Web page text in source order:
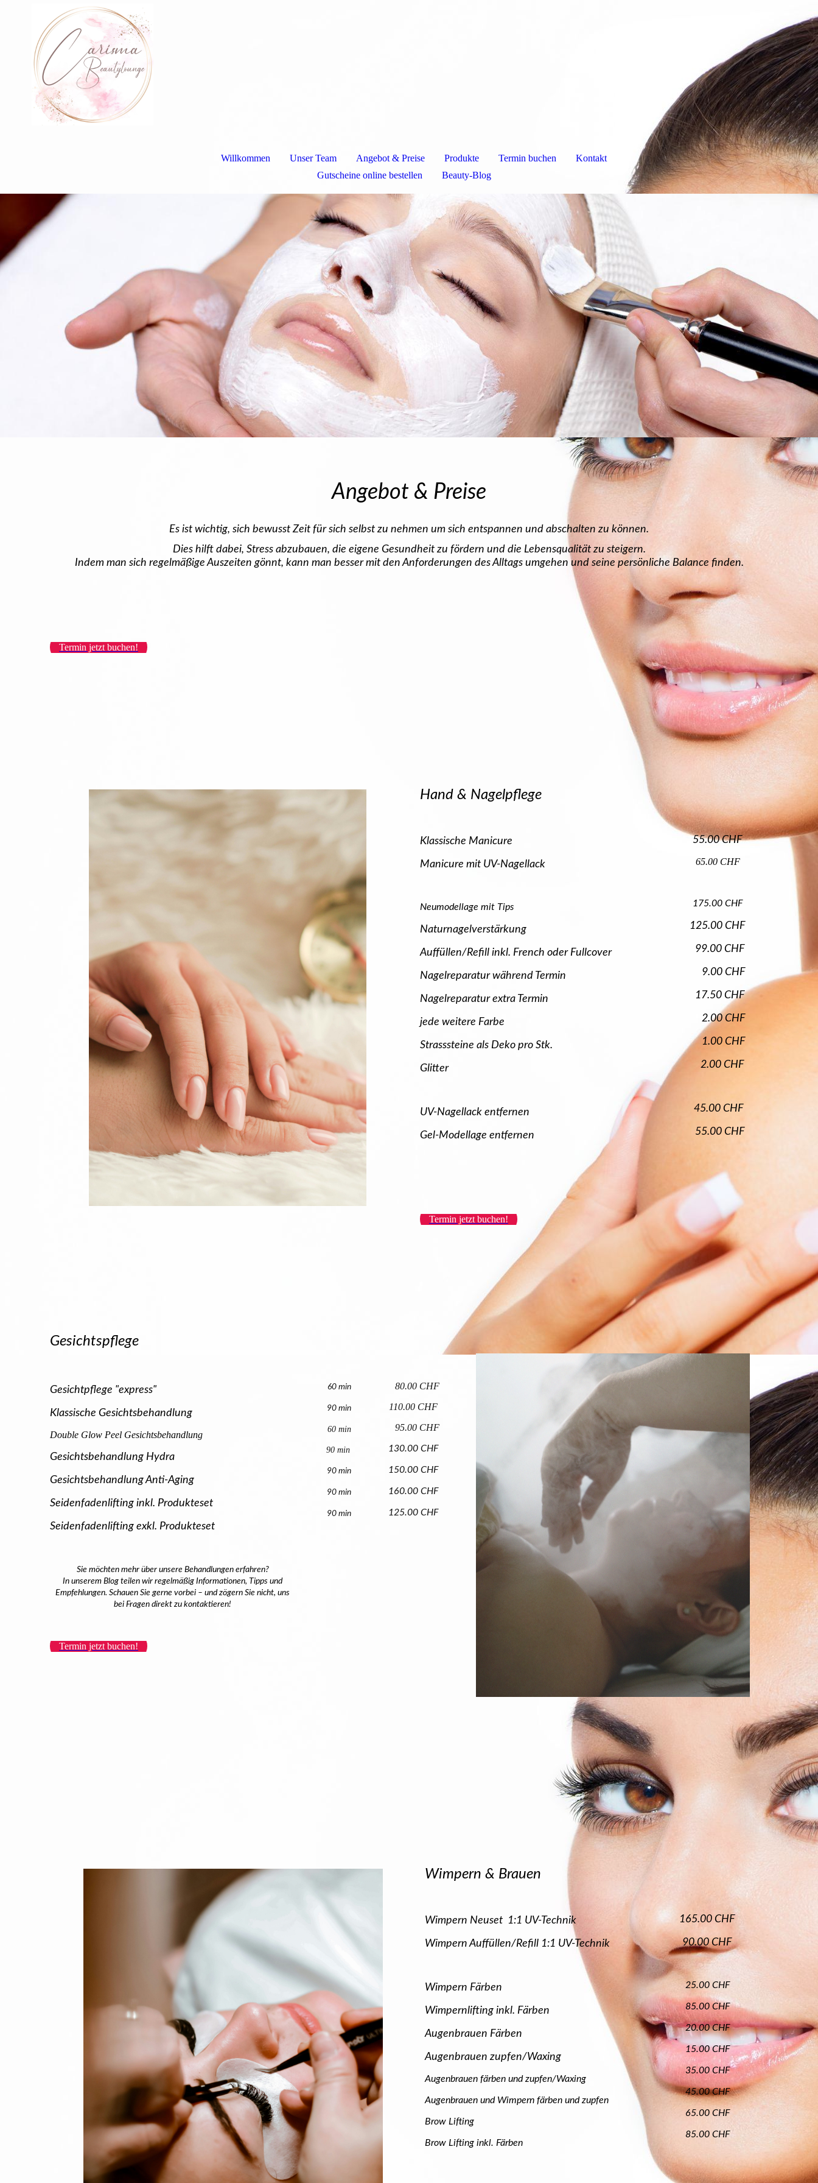
Willkommen Unser Team Angebot & Preise Produkte Termin buchen
Kontakt
Gutscheine online bestellen
Beauty-Blog
Angebot & Preise
Es ist wichtig, sich bewusst Zeit für sich selbst zu nehmen um sich entspannen und abschalten zu können.
Dies hilft dabei, Stress abzubauen, die eigene Gesundheit zu fördern und die Lebensqualität zu steigern.
Indem man sich regelmäßige Auszeiten gönnt, kann man besser mit den Anforderungen des Alltags umgehen und seine persönliche Balance finden.
Termin jetzt buchen!
Hand & Nagelpflege
Klassische Manicure
Manicure mit UV-Nagellack
Neumodellage mit Tips
Naturnagelverstärkung
Auffüllen/Refill inkl. French oder Fullcover
Nagelreparatur während Termin
Nagelreparatur extra Termin
jede weitere Farbe
Strasssteine als Deko pro Stk.
Glitter
UV-Nagellack entfernen
Gel-Modellage entfernen
Termin jetzt buchen!
55.00 CHF
65.00 CHF
175.00 CHF
125.00 CHF
99.00 CHF
9.00 CHF
17.50 CHF
2.00 CHF
1.00 CHF
2.00 CHF
45.00 CHF
55.00 CHF
Gesichtspflege
Gesichtpflege "express"
Klassische Gesichtsbehandlung
Double Glow Peel Gesichtsbehandlung
Gesichtsbehandlung Hydra
Gesichtsbehandlung Anti-Aging
Seidenfadenlifting inkl. Produkteset
Seidenfadenlifting exkl. Produkteset
Sie möchten mehr über unsere Behandlungen erfahren?
In unserem Blog teilen wir regelmäßig Informationen, Tipps und
Empfehlungen. Schauen Sie gerne vorbei – und zögern Sie nicht, uns
bei Fragen direkt zu kontaktieren!
Termin jetzt buchen!
60 min
90 min
60 min
90 min
90 min
90 min
90 min
80.00 CHF
110.00 CHF
95.00 CHF
130.00 CHF
150.00 CHF
160.00 CHF
125.00 CHF
Wimpern & Brauen
Wimpern Neuset 1:1 UV-Technik
Wimpern Auffüllen/Refill 1:1 UV-Technik
Wimpern Färben
Wimpernlifting inkl. Färben
Augenbrauen Färben
Augenbrauen zupfen/Waxing
Augenbrauen färben und zupfen/Waxing
Augenbrauen und Wimpern färben und zupfen
Brow Lifting
Brow Lifting inkl. Färben
165.00 CHF
90.00 CHF
25.00 CHF
85.00 CHF
20.00 CHF
15.00 CHF
35.00 CHF
45.00 CHF
65.00 CHF
85.00 CHF